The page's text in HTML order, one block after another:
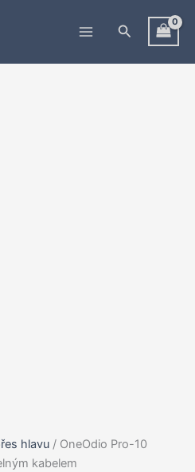
Hledat
hlavu / OneOdio Pro-10
kabelem